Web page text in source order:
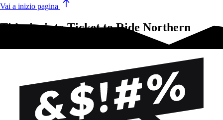
Vai a inizio pagina
Ti è piaciuto Ticket to Ride Northern